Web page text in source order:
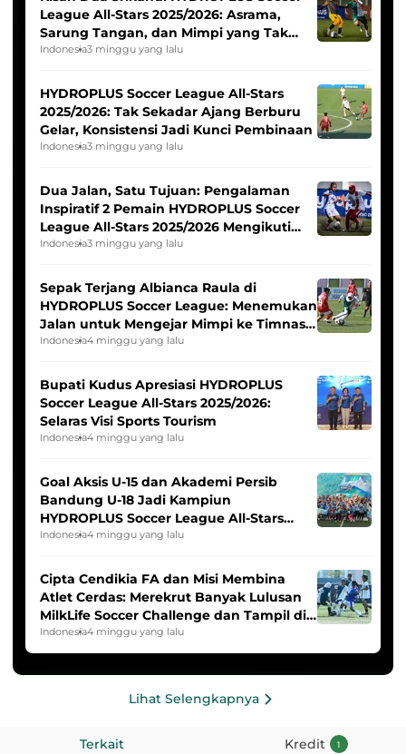
League All-Stars 2025/2026: Asrama,
Sarung Tangan, dan Mimpi yang Tak
Pernah Padam
Indonesia3 minggu yang lalu
HYDROPLUS Soccer League All-Stars
2025/2026: Tak Sekadar Ajang Berburu
Gelar, Konsistensi Jadi Kunci Pembinaan
Indonesia3 minggu yang lalu
Dua Jalan, Satu Tujuan: Pengalaman
Inspiratif 2 Pemain HYDROPLUS Soccer
League All-Stars 2025/2026 Mengikuti
Seleksi Timnas Indonesia Putri
Indonesia3 minggu yang lalu
Sepak Terjang Albianca Raula di
HYDROPLUS Soccer League: Menemukan
Jalan untuk Mengejar Mimpi ke Timnas
Indonesia Putri
Indonesia4 minggu yang lalu
Bupati Kudus Apresiasi HYDROPLUS
Soccer League All-Stars 2025/2026:
Selaras Visi Sports Tourism
Indonesia4 minggu yang lalu
Goal Aksis U-15 dan Akademi Persib
Bandung U-18 Jadi Kampiun
HYDROPLUS Soccer League All-Stars
2025/2026
Indonesia4 minggu yang lalu
Cipta Cendikia FA dan Misi Membina
Atlet Cerdas: Merekrut Banyak Lulusan
MilkLife Soccer Challenge dan Tampil di
HYDROPLUS Soccer League
Indonesia4 minggu yang lalu
Lihat Selengkapnya
Terkait Kredit 1